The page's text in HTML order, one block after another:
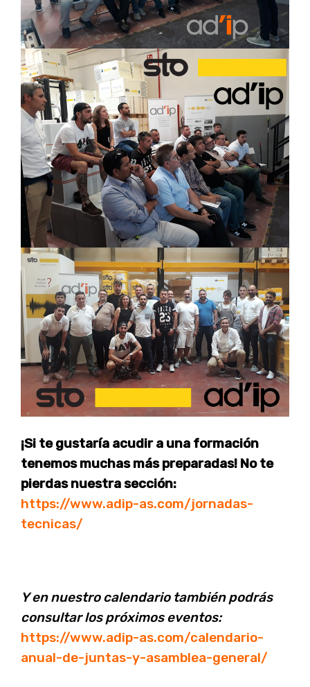
¡Si te gustaría acudir a una formación
tenemos muchas más preparadas! No te
pierdas nuestra sección:
https://www.adip-as.com/jornadas-
tecnicas/
Y en nuestro calendario también podrás
consultar los próximos eventos:
https://www.adip-as.com/calendario-
anual-de-juntas-y-asamblea-general/